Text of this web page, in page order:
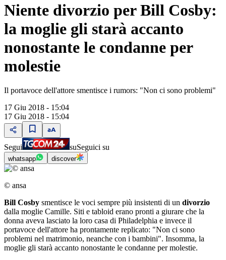
Niente divorzio per Bill Cosby:
la moglie gli starà accanto
nonostante le condanne per
molestie
Il portavoce dell'attore smentisce i rumors: "Non ci sono problemi"
17 Giu 2018 - 15:04
17 Giu 2018 - 15:04
Segui suSeguici su
whatsapp discover
© ansa
Bill Cosby smentisce le voci sempre più insistenti di un divorzio
dalla moglie Camille. Siti e tabloid erano pronti a giurare che la
donna aveva lasciato la loro casa di Philadelphia e invece il
portavoce dell'attore ha prontamente replicato: "Non ci sono
problemi nel matrimonio, neanche con i bambini". Insomma, la
moglie gli starà accanto nonostante le condanne per molestie.